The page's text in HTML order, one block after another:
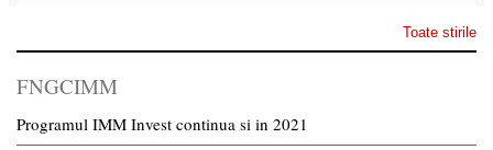
Toate stirile
FNGCIMM
Programul IMM Invest continua si in 2021